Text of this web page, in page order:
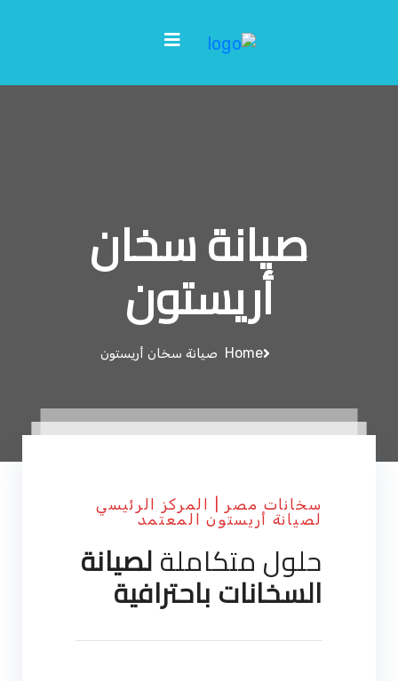
صيانة سخان
أريستون
Home صيانة سخان أريستون
سخانات مصر | المركز الرئيسي
لصيانة أريستون المعتمد
حلول متكاملةلصيانة
السخانات باحترافية